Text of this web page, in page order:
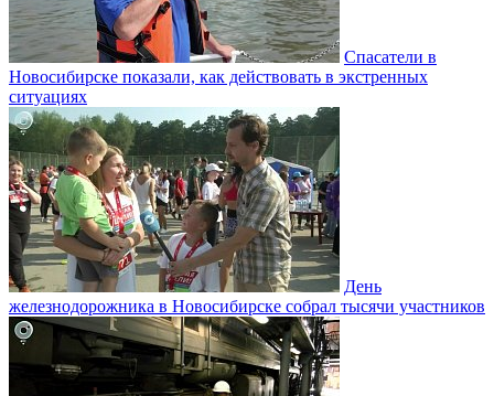
Спасатели в
Новосибирске показали, как действовать в экстренных
ситуациях
День
железнодорожника в Новосибирске собрал тысячи участников